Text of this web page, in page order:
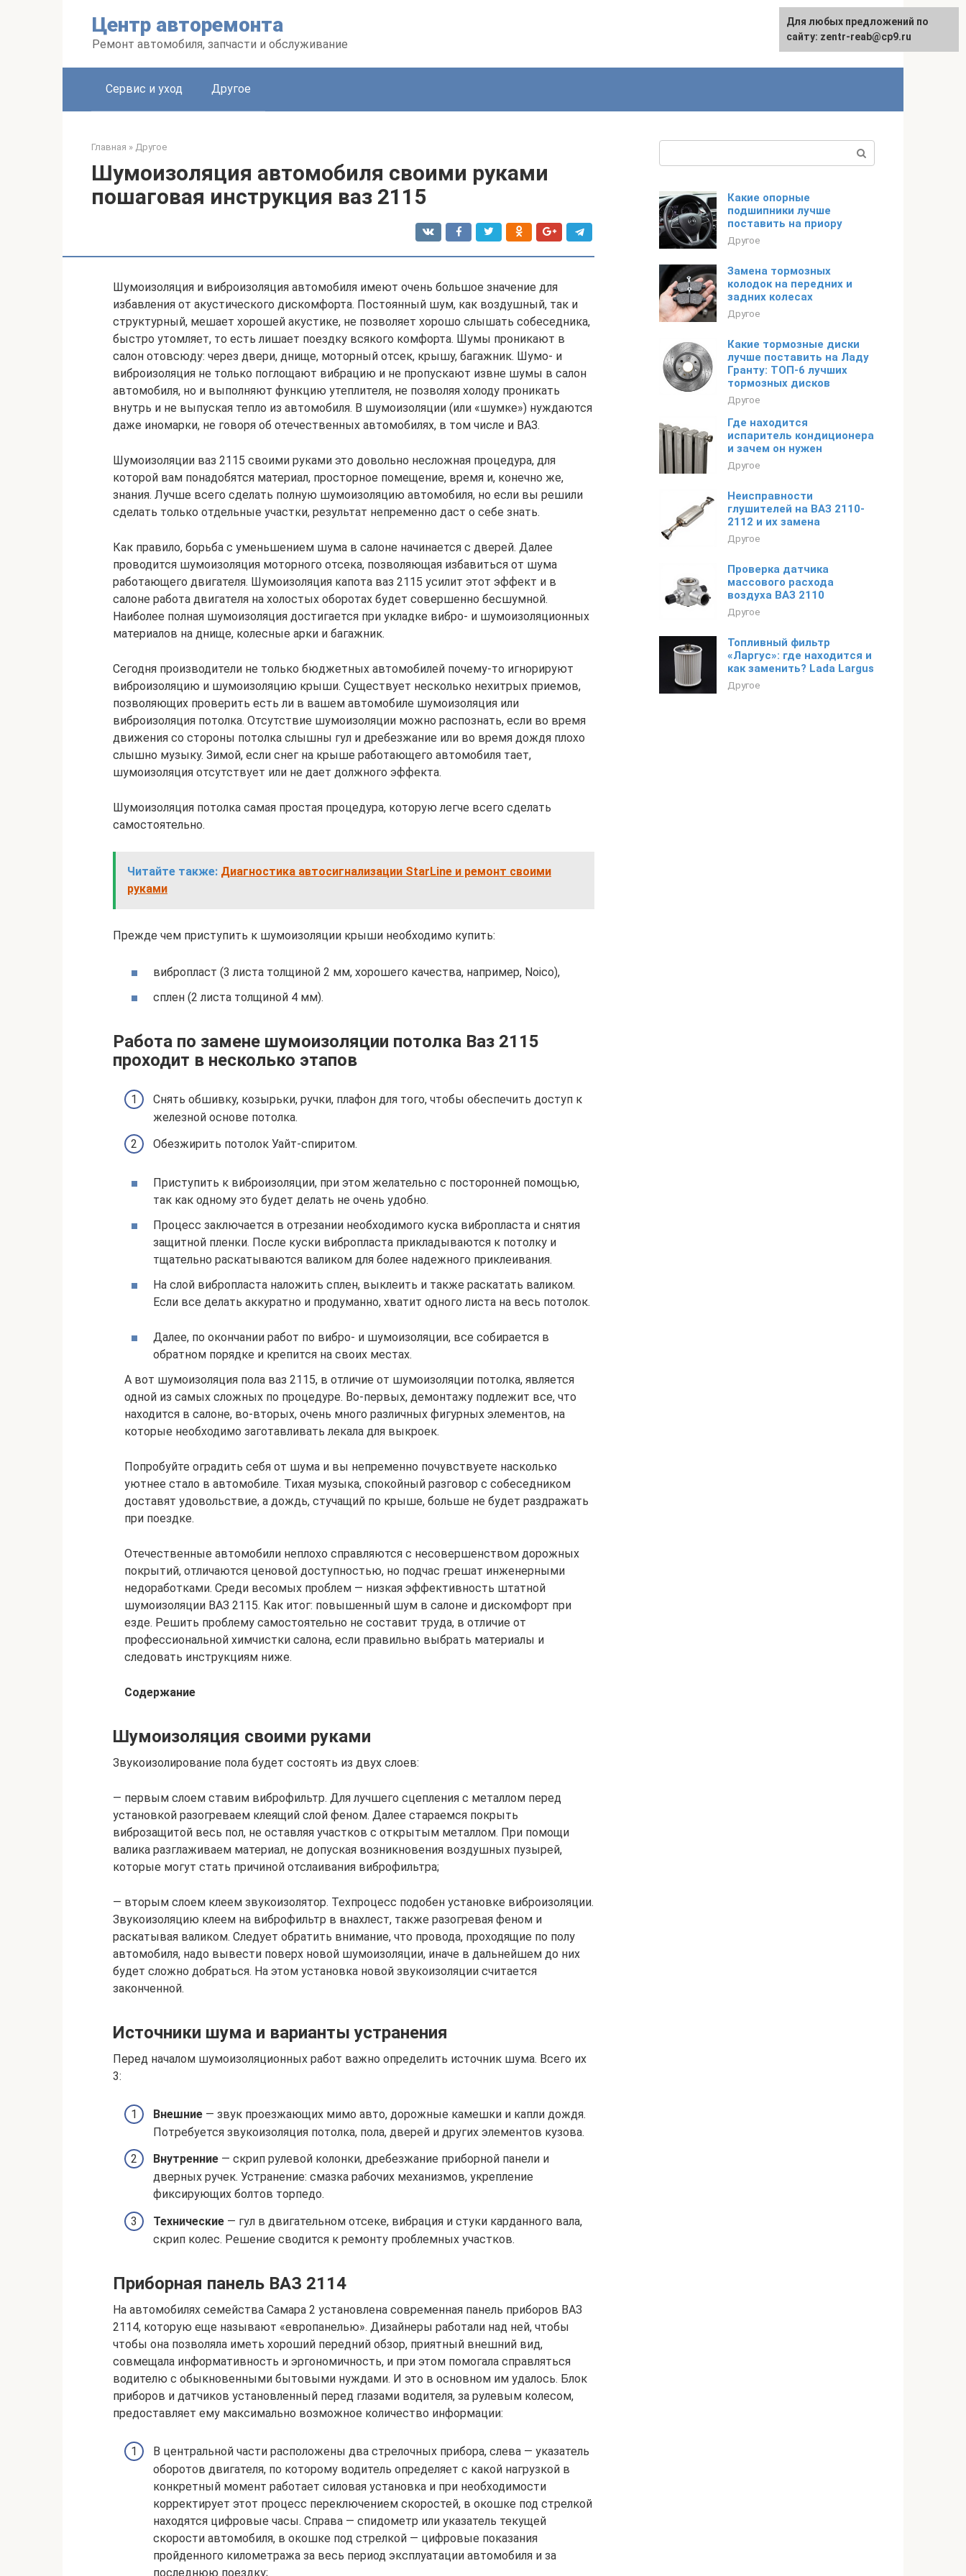
Центр авторемонта
Ремонт автомобиля, запчасти и обслуживание
Сервис и уход Другое
Главная » Другое
Шумоизоляция автомобиля своими руками
пошаговая инструкция ваз 2115
Шумоизоляция и виброизоляция автомобиля имеют очень большое значение для
избавления от акустического дискомфорта. Постоянный шум, как воздушный, так и
структурный, мешает хорошей акустике, не позволяет хорошо слышать собеседника,
быстро утомляет, то есть лишает поездку всякого комфорта. Шумы проникают в
салон отовсюду: через двери, днище, моторный отсек, крышу, багажник. Шумо- и
виброизоляция не только поглощают вибрацию и не пропускают извне шумы в салон
автомобиля, но и выполняют функцию утеплителя, не позволяя холоду проникать
внутрь и не выпуская тепло из автомобиля. В шумоизоляции (или «шумке») нуждаются
даже иномарки, не говоря об отечественных автомобилях, в том числе и ВАЗ.
Шумоизоляции ваз 2115 своими руками это довольно несложная процедура, для
которой вам понадобятся материал, просторное помещение, время и, конечно же,
знания. Лучше всего сделать полную шумоизоляцию автомобиля, но если вы решили
сделать только отдельные участки, результат непременно даст о себе знать.
Как правило, борьба с уменьшением шума в салоне начинается с дверей. Далее
проводится шумоизоляция моторного отсека, позволяющая избавиться от шума
работающего двигателя. Шумоизоляция капота ваз 2115 усилит этот эффект и в
салоне работа двигателя на холостых оборотах будет совершенно бесшумной.
Наиболее полная шумоизоляция достигается при укладке вибро- и шумоизоляционных
материалов на днище, колесные арки и багажник.
Сегодня производители не только бюджетных автомобилей почему-то игнорируют
виброизоляцию и шумоизоляцию крыши. Существует несколько нехитрых приемов,
позволяющих проверить есть ли в вашем автомобиле шумоизоляция или
виброизоляция потолка. Отсутствие шумоизоляции можно распознать, если во время
движения со стороны потолка слышны гул и дребезжание или во время дождя плохо
слышно музыку. Зимой, если снег на крыше работающего автомобиля тает,
шумоизоляция отсутствует или не дает должного эффекта.
Шумоизоляция потолка самая простая процедура, которую легче всего сделать
самостоятельно.
Читайте также: Диагностика автосигнализации StarLine и ремонт своими
руками
Прежде чем приступить к шумоизоляции крыши необходимо купить:
вибропласт (3 листа толщиной 2 мм, хорошего качества, например, Noico),
сплен (2 листа толщиной 4 мм).
Работа по замене шумоизоляции потолка Ваз 2115
проходит в несколько этапов
Снять обшивку, козырьки, ручки, плафон для того, чтобы обеспечить доступ к
железной основе потолка.
Обезжирить потолок Уайт-спиритом.
Приступить к виброизоляции, при этом желательно с посторонней помощью,
так как одному это будет делать не очень удобно.
Процесс заключается в отрезании необходимого куска вибропласта и снятия
защитной пленки. После куски вибропласта прикладываются к потолку и
тщательно раскатываются валиком для более надежного приклеивания.
На слой вибропласта наложить сплен, выклеить и также раскатать валиком.
Если все делать аккуратно и продуманно, хватит одного листа на весь потолок.
Далее, по окончании работ по вибро- и шумоизоляции, все собирается в
обратном порядке и крепится на своих местах.
А вот шумоизоляция пола ваз 2115, в отличие от шумоизоляции потолка, является
одной из самых сложных по процедуре. Во-первых, демонтажу подлежит все, что
находится в салоне, во-вторых, очень много различных фигурных элементов, на
которые необходимо заготавливать лекала для выкроек.
Попробуйте оградить себя от шума и вы непременно почувствуете насколько
уютнее стало в автомобиле. Тихая музыка, спокойный разговор с собеседником
доставят удовольствие, а дождь, стучащий по крыше, больше не будет раздражать
при поездке.
Отечественные автомобили неплохо справляются с несовершенством дорожных
покрытий, отличаются ценовой доступностью, но подчас грешат инженерными
недоработками. Среди весомых проблем — низкая эффективность штатной
шумоизоляции ВАЗ 2115. Как итог: повышенный шум в салоне и дискомфорт при
езде. Решить проблему самостоятельно не составит труда, в отличие от
профессиональной химчистки салона, если правильно выбрать материалы и
следовать инструкциям ниже.
Содержание
Шумоизоляция своими руками
Звукоизолирование пола будет состоять из двух слоев:
— первым слоем ставим виброфильтр. Для лучшего сцепления с металлом перед
установкой разогреваем клеящий слой феном. Далее стараемся покрыть
виброзащитой весь пол, не оставляя участков с открытым металлом. При помощи
валика разглаживаем материал, не допуская возникновения воздушных пузырей,
которые могут стать причиной отслаивания виброфильтра;
— вторым слоем клеем звукоизолятор. Техпроцесс подобен установке виброизоляции.
Звукоизоляцию клеем на виброфильтр в внахлест, также разогревая феном и
раскатывая валиком. Следует обратить внимание, что провода, проходящие по полу
автомобиля, надо вывести поверх новой шумоизоляции, иначе в дальнейшем до них
будет сложно добраться. На этом установка новой звукоизоляции считается
законченной.
Источники шума и варианты устранения
Перед началом шумоизоляционных работ важно определить источник шума. Всего их
3:
Внешние — звук проезжающих мимо авто, дорожные камешки и капли дождя.
Потребуется звукоизоляция потолка, пола, дверей и других элементов кузова.
Внутренние — скрип рулевой колонки, дребезжание приборной панели и
дверных ручек. Устранение: смазка рабочих механизмов, укрепление
фиксирующих болтов торпедо.
Технические — гул в двигательном отсеке, вибрация и стуки карданного вала,
скрип колес. Решение сводится к ремонту проблемных участков.
Приборная панель ВАЗ 2114
На автомобилях семейства Самара 2 установлена современная панель приборов ВАЗ
2114, которую еще называют «европанелью». Дизайнеры работали над ней, чтобы
чтобы она позволяла иметь хороший передний обзор, приятный внешний вид,
совмещала информативность и эргономичность, и при этом помогала справляться
водителю с обыкновенными бытовыми нуждами. И это в основном им удалось. Блок
приборов и датчиков установленный перед глазами водителя, за рулевым колесом,
предоставляет ему максимально возможное количество информации:
В центральной части расположены два стрелочных прибора, слева — указатель
оборотов двигателя, по которому водитель определяет с какой нагрузкой в
конкретный момент работает силовая установка и при необходимости
корректирует этот процесс переключением скоростей, в окошке под стрелкой
находятся цифровые часы. Справа — спидометр или указатель текущей
скорости автомобиля, в окошке под стрелкой — цифровые показания
пройденного километража за весь период эксплуатации автомобиля и за
последнюю поездку;
Какие опорные
подшипники лучше
поставить на приору
Другое
Замена тормозных
колодок на передних и
задних колесах
Другое
Какие тормозные диски
лучше поставить на Ладу
Гранту: ТОП-6 лучших
тормозных дисков
Другое
Где находится
испаритель кондиционера
и зачем он нужен
Другое
Неисправности
глушителей на ВАЗ 2110-
2112 и их замена
Другое
Проверка датчика
массового расхода
воздуха ВАЗ 2110
Другое
Топливный фильтр
«Ларгус»: где находится и
как заменить? Lada Largus
Другое
Для любых предложений по
сайту: zentr-reab@cp9.ru